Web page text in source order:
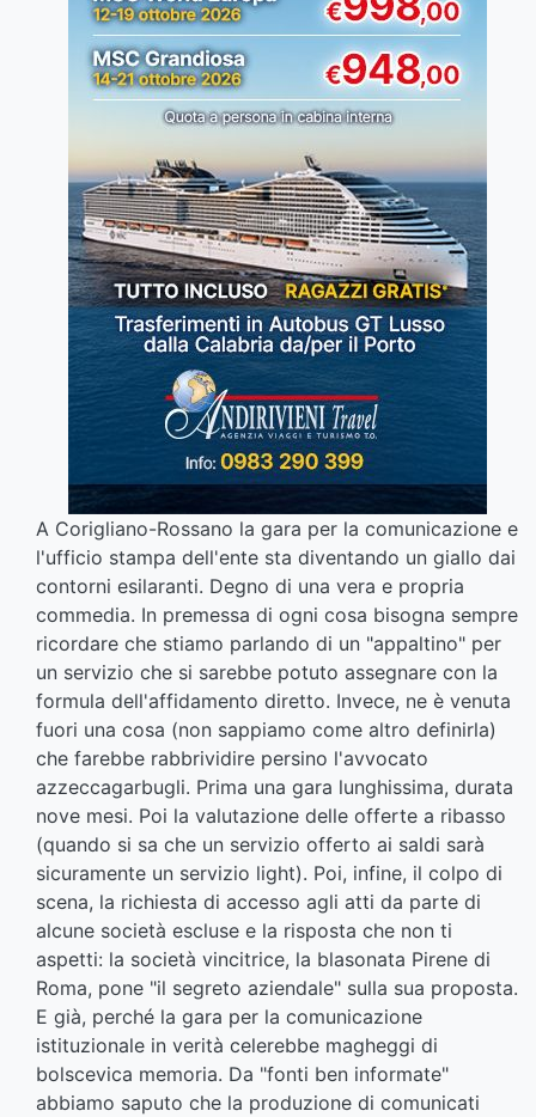
A Corigliano-Rossano la gara per la comunicazione e
l'ufficio stampa dell'ente sta diventando un giallo dai
contorni esilaranti. Degno di una vera e propria
commedia. In premessa di ogni cosa bisogna sempre
ricordare che stiamo parlando di un "appaltino" per
un servizio che si sarebbe potuto assegnare con la
formula dell'affidamento diretto. Invece, ne è venuta
fuori una cosa (non sappiamo come altro definirla)
che farebbe rabbrividire persino l'avvocato
azzeccagarbugli. Prima una gara lunghissima, durata
nove mesi. Poi la valutazione delle offerte a ribasso
(quando si sa che un servizio offerto ai saldi sarà
sicuramente un servizio light). Poi, infine, il colpo di
scena, la richiesta di accesso agli atti da parte di
alcune società escluse e la risposta che non ti
aspetti: la società vincitrice, la blasonata Pirene di
Roma, pone "il segreto aziendale" sulla sua proposta.
E già, perché la gara per la comunicazione
istituzionale in verità celerebbe magheggi di
bolscevica memoria. Da "fonti ben informate"
abbiamo saputo che la produzione di comunicati